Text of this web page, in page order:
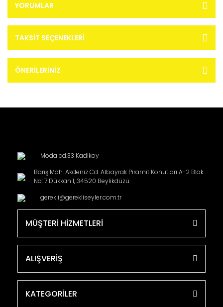
YORUMLAR
TAKSIT SEÇENEKLERI
ÖNERILERINIZ
Moda cd.33 Kadikoy
Barış Mah. Akdeniz Cd. Albayrak Piramit Konutları A-2 Blok
No: 7 Dükkan 1, 34520 Beylikdüzü
gerekli@gerekliseyler.com.tr
MÜŞTERİ HİZMETLERİ
ALIŞVERİŞ
KATEGORİLER